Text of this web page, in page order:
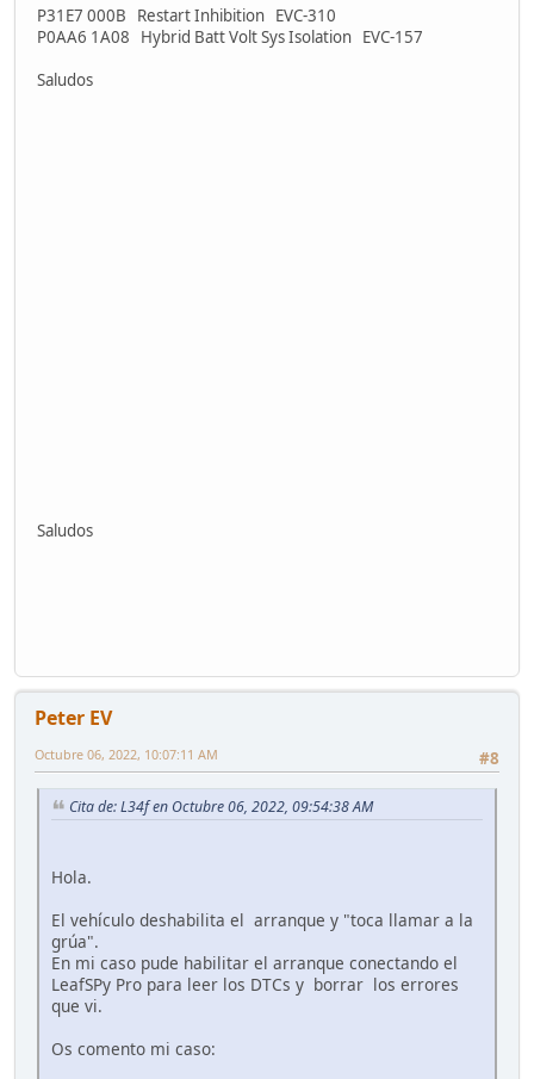
P31E7 000B Restart Inhibition EVC-310
P0AA6 1A08 Hybrid Batt Volt Sys Isolation EVC-157
Saludos
Saludos
Peter EV
#8
Octubre 06, 2022, 10:07:11 AM
Cita de: L34f en Octubre 06, 2022, 09:54:38 AM
Hola.
El vehículo deshabilita el arranque y "toca llamar a la
grúa".
En mi caso pude habilitar el arranque conectando el
LeafSPy Pro para leer los DTCs y borrar los errores
que vi.
Os comento mi caso: